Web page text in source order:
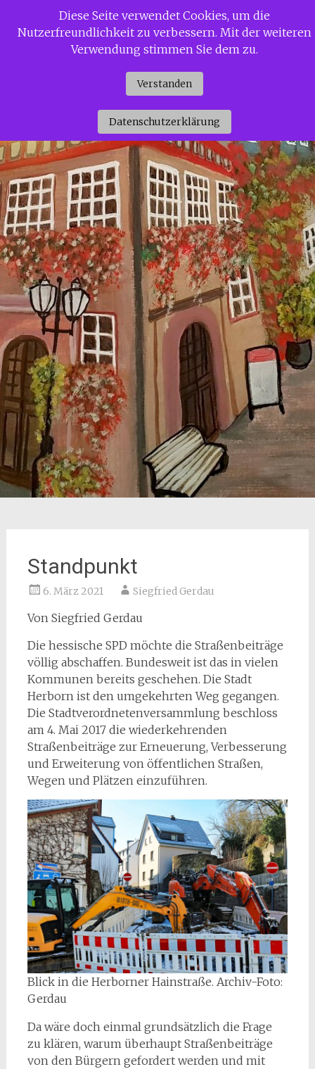
InhaltSiggi Gerdaus Welt
Standpunkt
6. März 2021 Siegfried Gerdau
Von Siegfried Gerdau
Die hessische SPD möchte die Straßenbeiträge
völlig abschaffen. Bundesweit ist das in vielen
Kommunen bereits geschehen. Die Stadt
Herborn ist den umgekehrten Weg gegangen.
Die Stadtverordnetenversammlung beschloss
am 4. Mai 2017 die wiederkehrenden
Straßenbeiträge zur Erneuerung, Verbesserung
und Erweiterung von öffentlichen Straßen,
Wegen und Plätzen einzuführen.
Blick in die Herborner Hainstraße. Archiv-Foto:
Gerdau
Da wäre doch einmal grundsätzlich die Frage
zu klären, warum überhaupt Straßenbeiträge
von den Bürgern gefordert werden und mit
Diese Seite verwendet Cookies, um die
Nutzerfreundlichkeit zu verbessern. Mit der weiteren
Verwendung stimmen Sie dem zu.
Verstanden
Datenschutzerklärung